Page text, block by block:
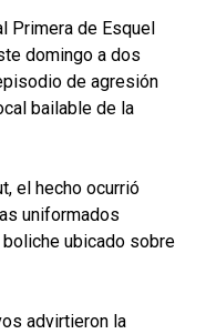
Primera de Esquel
domingo a dos
de agresión
bailable de la
el hecho ocurrió
uniformados
ubicado sobre
advirtieron la